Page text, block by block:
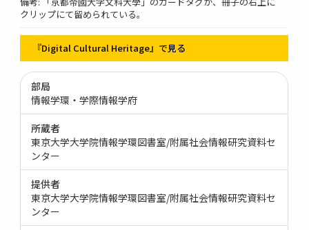
クリップにて留められている。
『Digital Cultural Heritage』で見る
部局
情報学環・学際情報学府
所蔵者
東京大学大学院情報学環図書室/附属社会情報研究資料セ
ンター
提供者
東京大学大学院情報学環図書室/附属社会情報研究資料セ
ンター